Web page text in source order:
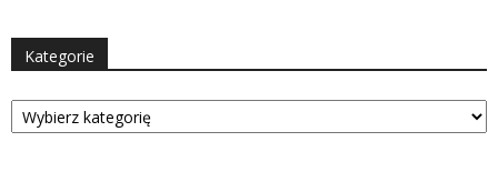
Kategorie
Kategorie